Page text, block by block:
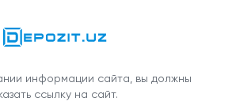
информации сайта, вы должны
ссылку на сайт.